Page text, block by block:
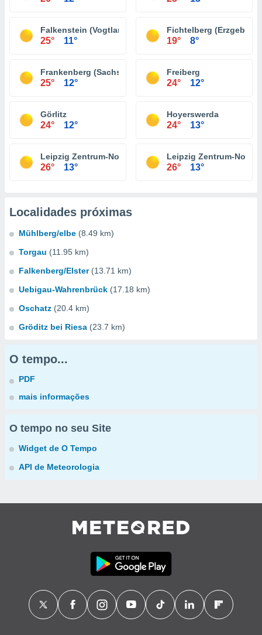
Falkenstein (Vogtland)
25° 11°
Fichtelberg
19° 8°
Frankenberg (Sachsen)
25° 12°
Freiberg
24° 12°
Görlitz
24° 12°
Hoyerswerda
24° 13°
Leipzig Zentrum-Nord
26° 13°
Leipzig Zentrum-
26° 13°
Localidades próximas
Mühlberg/elbe (8.49 km)
Torgau (11.95 km)
Falkenberg/Elster (13.71 km)
Uebigau-Wahrenbrück (17.18 km)
Oschatz (20.4 km)
Gröditz bei Riesa (23.7 km)
O tempo...
PDF
mais informações
O tempo no seu Site
Widget de O Tempo
API de Meteorologia